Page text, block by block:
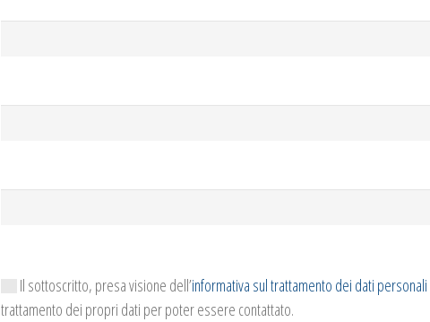
Il sottoscritto, presa visione dell’informativa sul trattamento dei dati personali
trattamento dei propri dati per poter essere contattato.